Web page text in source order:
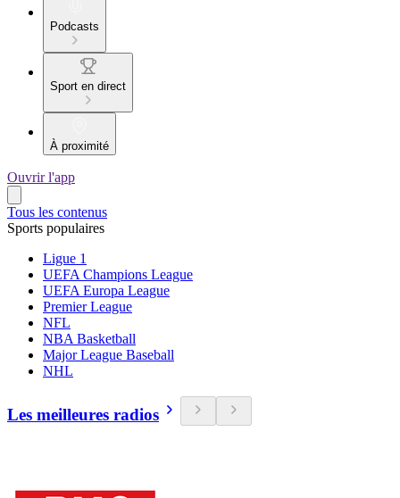
Podcasts
Sport en direct
À proximité
Ouvrir l'app
Tous les contenus
Sports populaires
Ligue 1
UEFA Champions League
UEFA Europa League
Premier League
NFL
NBA Basketball
Major League Baseball
NHL
Les meilleures radios